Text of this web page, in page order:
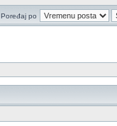
Poređaj po